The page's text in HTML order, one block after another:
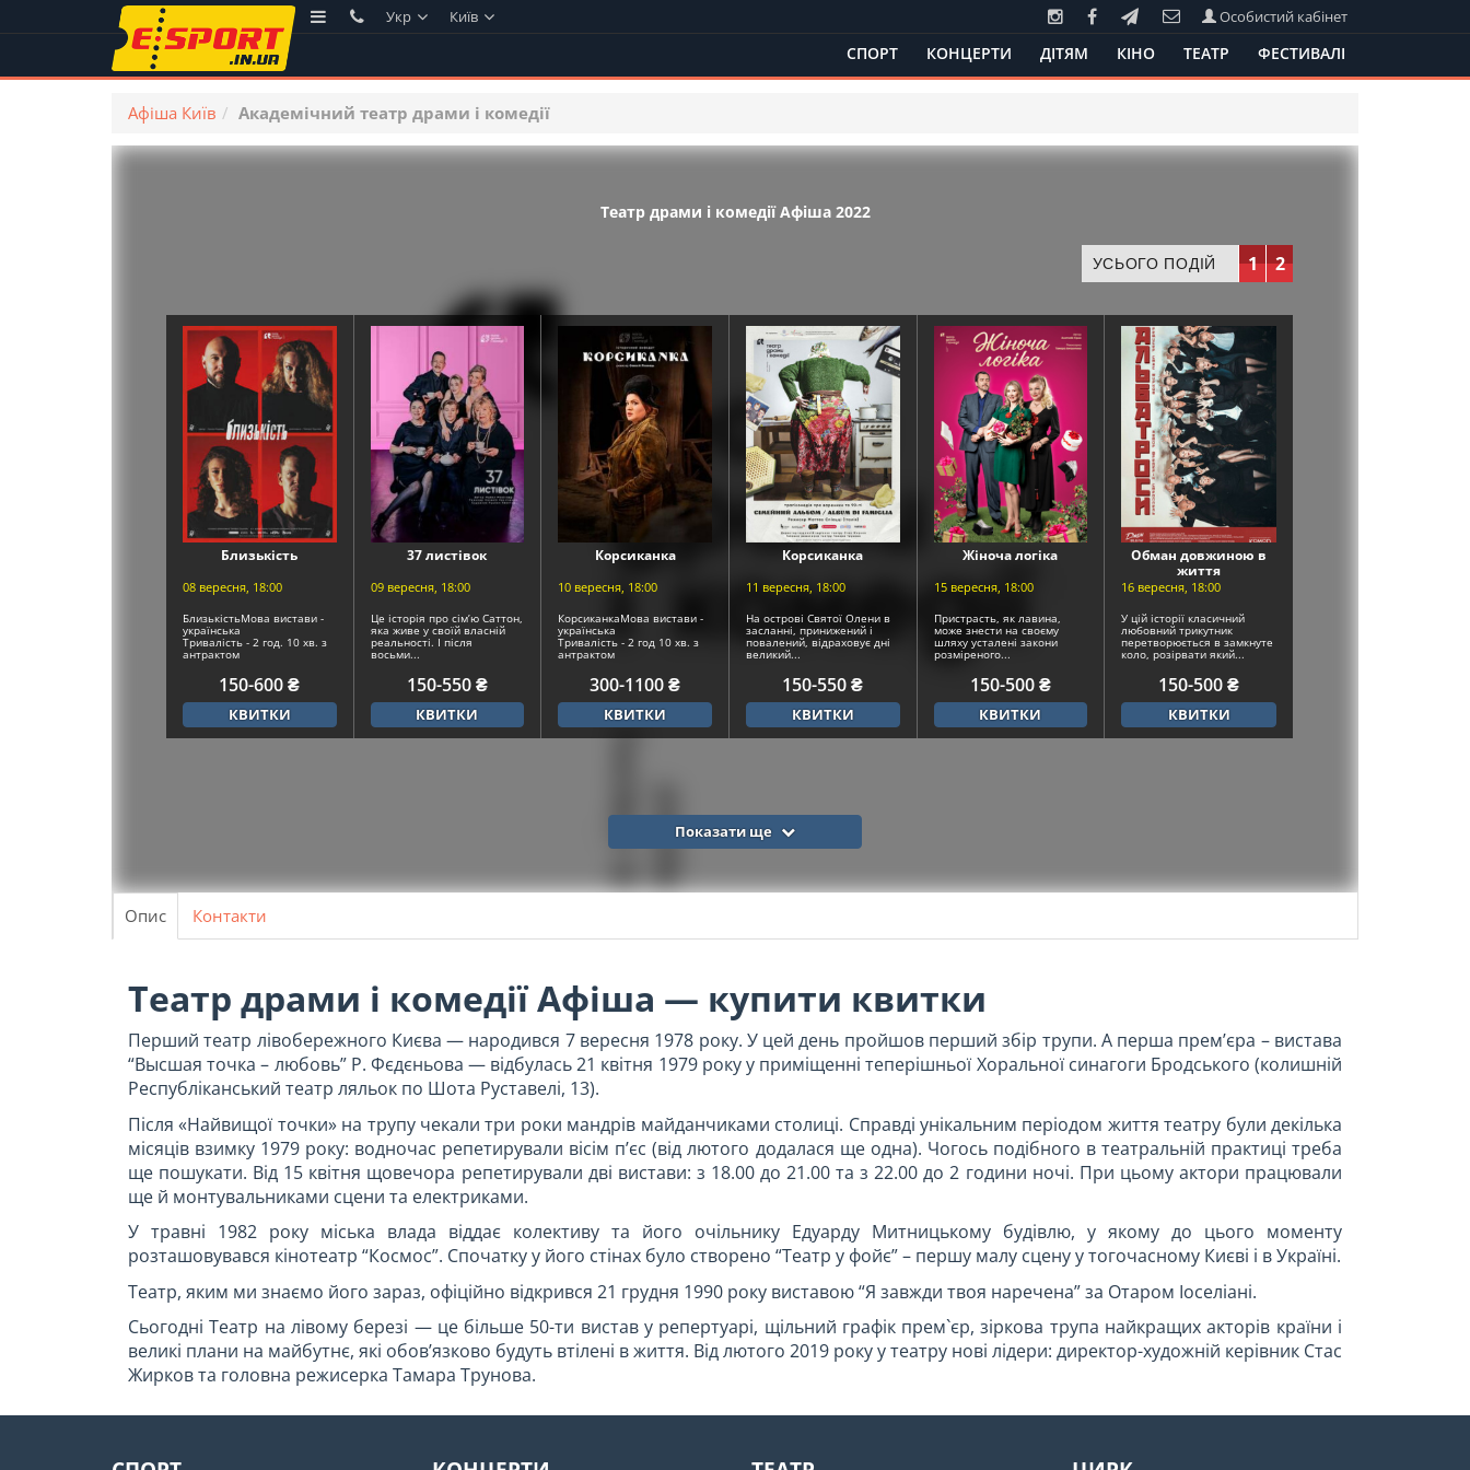
Укр Київ Особистий кабінет
СПОРТ КОНЦЕРТИ ДІТЯМ КІНО ТЕАТР ФЕСТИВАЛІ
Афіша Київ Академічний театр драми і комедії
Театр драми і комедії Афіша 2022
УСЬОГО ПОДІЙ 1 2
Близькість
08 вересня, 18:00
БлизькістьМова вистави -
українська
Тривалість - 2 год. 10 хв. з
антрактом
150-600 ₴
КВИТКИ
37 листівок
09 вересня, 18:00
Це історія про сім’ю Саттон,
яка живе у своїй власній
реальності. І після
восьми...
150-550 ₴
КВИТКИ
Корсиканка
10 вересня, 18:00
КорсиканкаМова вистави -
українська
Тривалість - 2 год 10 хв. з
антрактом
300-1100 ₴
КВИТКИ
Корсиканка
11 вересня, 18:00
На острові Святої Олени в
засланні, принижений і
повалений, відраховує дні
великий...
150-550 ₴
КВИТКИ
Жіноча логіка
15 вересня, 18:00
Пристрасть, як лавина,
може знести на своєму
шляху усталені закони
розміреного...
150-500 ₴
КВИТКИ
Обман довжиною в
життя
16 вересня, 18:00
У цій історії класичний
любовний трикутник
перетворюється в замкнуте
коло, розірвати який...
150-500 ₴
КВИТКИ
Показати ще
Опис Контакти
Театр драми і комедії Афіша — купити квитки
Перший театр лівобережного Києва — народився 7 вересня 1978 року. У цей день пройшов перший збір трупи. А перша прем’єра – вистава
“Высшая точка – любовь” Р. Фєдєньова — відбулась 21 квітня 1979 року у приміщенні теперішньої Хоральної синагоги Бродського (колишній
Республіканський театр ляльок по Шота Руставелі, 13).
Після «Найвищої точки» на трупу чекали три роки мандрів майданчиками столиці. Справді унікальним періодом життя театру були декілька
місяців взимку 1979 року: водночас репетирували вісім п’єс (від лютого додалася ще одна). Чогось подібного в театральній практиці треба
ще пошукати. Від 15 квітня щовечора репетирували дві вистави: з 18.00 до 21.00 та з 22.00 до 2 години ночі. При цьому актори працювали
ще й монтувальниками сцени та електриками.
У травні 1982 року міська влада віддає колективу та його очільнику Едуарду Митницькому будівлю, у якому до цього моменту
розташовувався кінотеатр “Космос”. Спочатку у його стінах було створено “Театр у фойє” – першу малу сцену у тогочасному Києві і в Україні.
Театр, яким ми знаємо його зараз, офіційно відкрився 21 грудня 1990 року виставою “Я завжди твоя наречена” за Отаром Іоселіані.
Сьогодні Театр на лівому березі — це більше 50-ти вистав у репертуарі, щільний графік прем`єр, зіркова трупа найкращих акторів країни і
великі плани на майбутнє, які обов’язково будуть втілені в життя. Від лютого 2019 року у театру нові лідери: директор-художній керівник Стас
Жирков та головна режисерка Тамара Трунова.